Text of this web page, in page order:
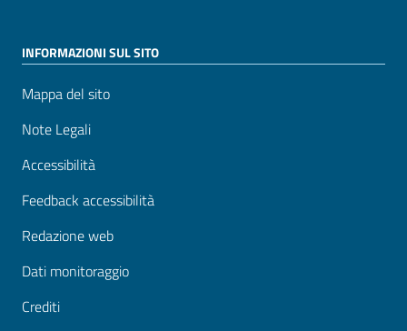
INFORMAZIONI SUL SITO
Mappa del sito
Note Legali
Accessibilità
Feedback accessibilità
Redazione web
Dati monitoraggio
Crediti